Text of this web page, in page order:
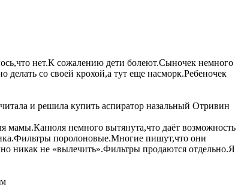
нет.К сожалению дети болеют.Сыночек немного
со своей крохой,а тут еще насморк.Ребеночек
и решила купить аспиратор назальный Отривин
мамы.Канюля немного вытянута,что даёт возможность
поролоновые.Многие пишут,что они
никак не «вылечить».Фильтры продаются отдельно.Я